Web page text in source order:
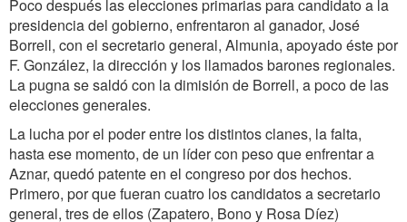
Poco después las elecciones primarias para candidato a la
presidencia del gobierno, enfrentaron al ganador, José
Borrell, con el secretario general, Almunia, apoyado éste por
F. González, la dirección y los llamados barones regionales.
La pugna se saldó con la dimisión de Borrell, a poco de las
elecciones generales.
La lucha por el poder entre los distintos clanes, la falta,
hasta ese momento, de un líder con peso que enfrentar a
Aznar, quedó patente en el congreso por dos hechos.
Primero, por que fueran cuatro los candidatos a secretario
general, tres de ellos (Zapatero, Bono y Rosa Díez)